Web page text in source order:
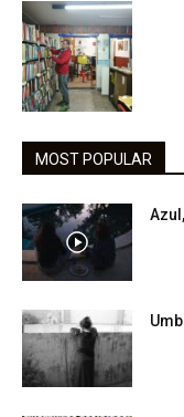
MOST POPULAR